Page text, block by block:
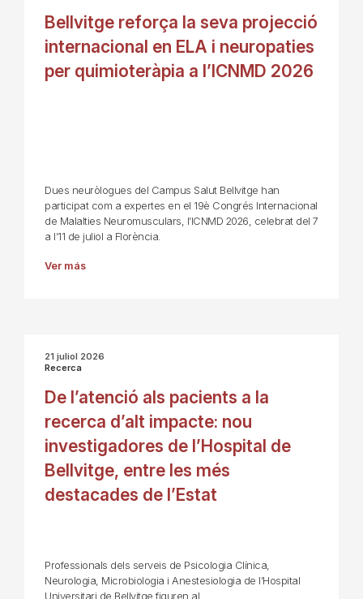
Bellvitge reforça la seva projecció
internacional en ELA i neuropaties
per quimioteràpia a l’ICNMD 2026
Dues neuròlogues del Campus Salut Bellvitge han
participat com a expertes en el 19è Congrés Internacional
de Malalties Neuromusculars, l’ICNMD 2026, celebrat del 7
a l’11 de juliol a Florència.
Ver más
21 juliol 2026
Recerca
De l’atenció als pacients a la
recerca d’alt impacte: nou
investigadores de l’Hospital de
Bellvitge, entre les més
destacades de l’Estat
Professionals dels serveis de Psicologia Clínica,
Neurologia, Microbiologia i Anestesiologia de l’Hospital
Universitari de Bellvitge figuren al